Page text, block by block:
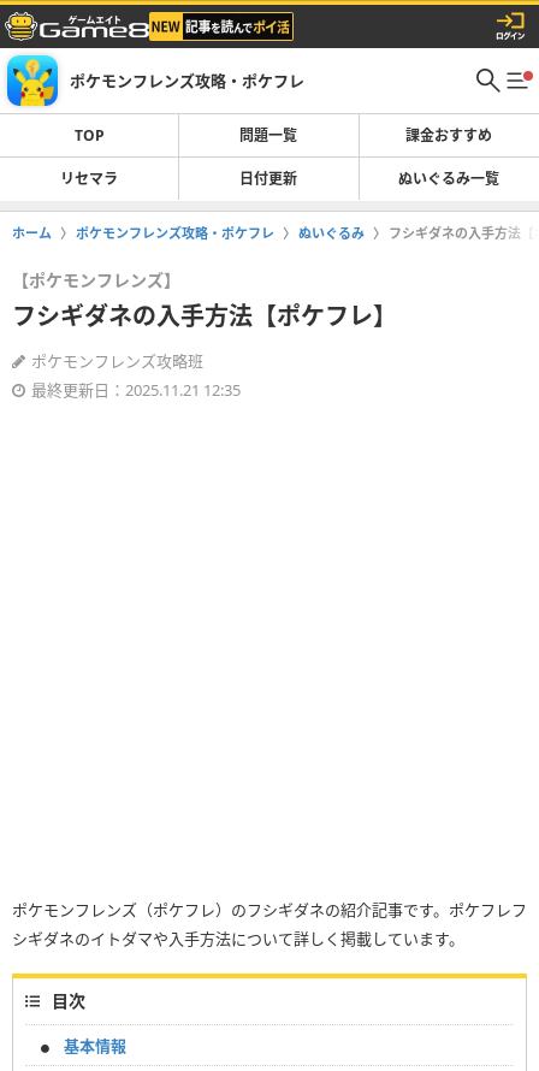
ポケモンフレンズ攻略・ポケフレ
TOP 問題一覧 課金おすすめ
リセマラ 日付更新 ぬいぐるみ一覧
ホーム ポケモンフレンズ攻略・ポケフレ ぬいぐるみ フシギダネの入手方法【
【ポケモンフレンズ】
フシギダネの入手方法【ポケフレ】
ポケモンフレンズ攻略班
最終更新日：2025.11.21 12:35
ポケモンフレンズ（ポケフレ）のフシギダネの紹介記事です。ポケフレフ
シギダネのイトダマや入手方法について詳しく掲載しています。
目次
基本情報